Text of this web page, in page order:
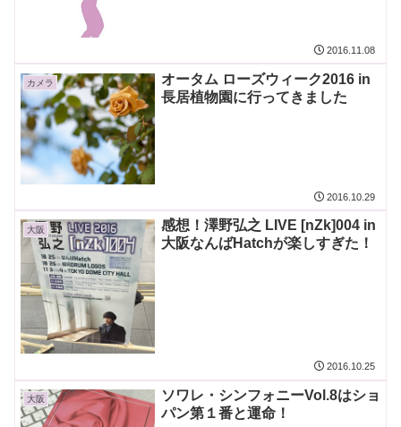
2016.11.08
カメラ
オータム ローズウィーク2016 in
長居植物園に行ってきました
2016.10.29
大阪
感想！澤野弘之 LIVE [nZk]004 in
大阪なんばHatchが楽しすぎた！
2016.10.25
大阪
ソワレ・シンフォニーVol.8はショ
パン第１番と運命！